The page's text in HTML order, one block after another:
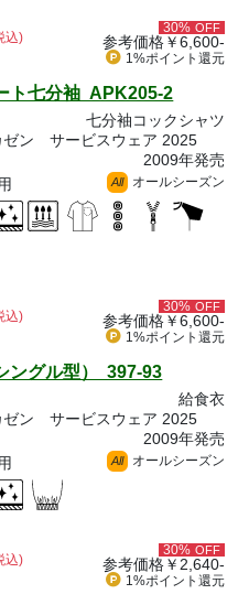
込)
30% OFF
参考価格￥6,600-
1%ポイント 還元
ト七分袖 APK205-2
七分袖コックシャツ
ン サービスウェア 2025
2009年発売
All オールシーズン
込)
30% OFF
参考価格￥6,600-
1%ポイント 還元
ングル型） 397-93
給食衣
ン サービスウェア 2025
2009年発売
All オールシーズン
込)
30% OFF
参考価格￥2,640-
1%ポイント 還元